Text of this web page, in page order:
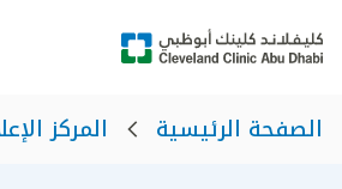
الصفحة الرئيسية المركز